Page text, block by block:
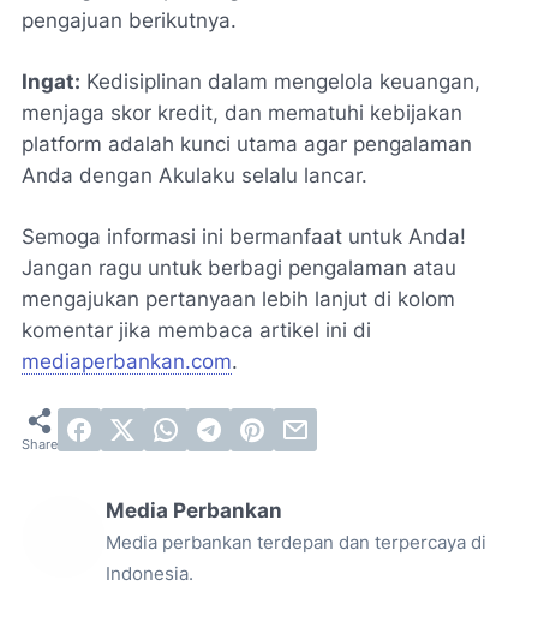
pengajuan berikutnya.
Ingat: Kedisiplinan dalam mengelola keuangan,
menjaga skor kredit, dan mematuhi kebijakan
platform adalah kunci utama agar pengalaman
Anda dengan Akulaku selalu lancar.
Semoga informasi ini bermanfaat untuk Anda!
Jangan ragu untuk berbagi pengalaman atau
mengajukan pertanyaan lebih lanjut di kolom
komentar jika membaca artikel ini di
mediaperbankan.com.
Media Perbankan
Media perbankan terdepan dan terpercaya di
Indonesia.